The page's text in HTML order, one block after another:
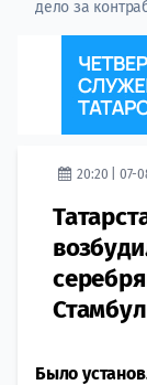
дело за
20:20 | 07-
Было